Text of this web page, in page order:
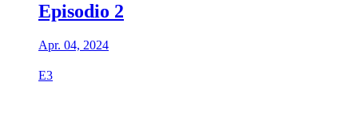
Episodio 2
Apr. 04, 2024
E3